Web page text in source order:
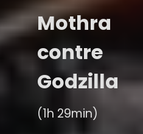
Mothra
contre
Godzilla
(1h 29min)